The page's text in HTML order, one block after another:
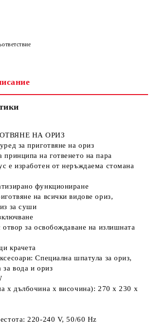
НА ОРИЗ
за приготвяне на ориз
на готвенето на пара
е изработен от неръждаема стомана
функциониране
на всички видове ориз,
за суши
отвор за освобождаване на излишната
крачета
Специална шпатула за ориз,
вода и ориз
х дълбочина х височина): 270 x 230 x
220-240 V, 50/60 Hz